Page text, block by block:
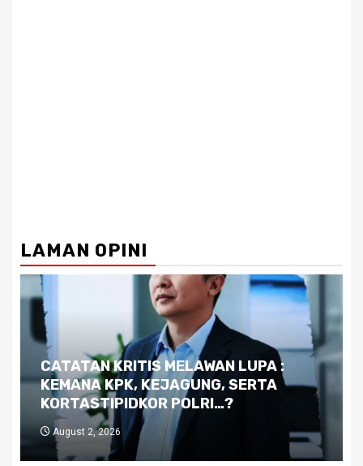
LAMAN OPINI
Dilema Kaltim di Tengah Krisis:
Kutukan Sumber Daya Alam dan
Pemimpin yang Tak Kreatif
July 29, 2026